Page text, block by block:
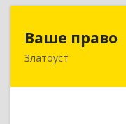
Ваше право
Златоуст